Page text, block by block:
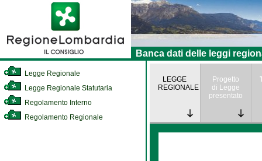
Banca dati delle leggi
Legge Regionale
Legge Regionale Statutaria
Regolamento Interno
Regolamento Regionale
LEGGE
REGIONALE
Progetto
di Legge
presentato